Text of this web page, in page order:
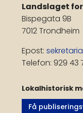
Landslaget
Bispegata 9B
7012 Trondheim
Epost:
Telefon: 929 43
Lokalhistorisk
Få